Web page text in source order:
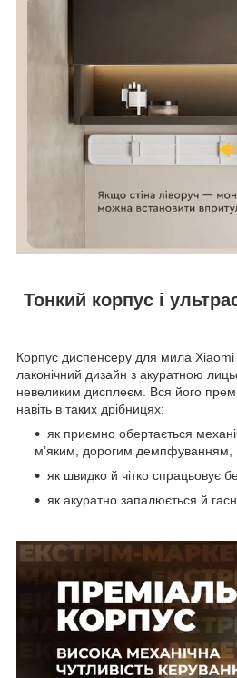
Тонкий корпус і
Корпус диспенсеру для мила
лаконічний дизайн з акуратною
невеликим дисплеєм. Вся його
навіть в таких дрібницях:
як приємно обертається
м’яким, дорогим демпфуванням,
як швидко й чітко спрацьовує
як акуратно запалюється й